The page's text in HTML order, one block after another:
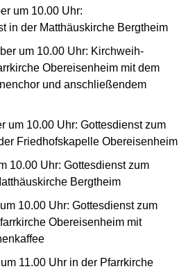
um 10.00 Uhr:
in der Matthäuskirche Bergtheim
um 10.00 Uhr: Kirchweih-
Obereisenheim mit dem
und anschließendem
um 10.00 Uhr: Gottesdienst zum
Friedhofskapelle Obereisenheim
10.00 Uhr: Gottesdienst zum
Bergtheim
10.00 Uhr: Gottesdienst zum
Obereisenheim mit
11.00 Uhr in der Pfarrkirche